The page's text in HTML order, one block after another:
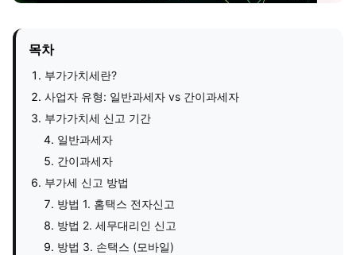
목차
부가가치세란?
사업자 유형: 일반과세자 vs 간이과세자
부가가치세 신고 기간
일반과세자
간이과세자
부가세 신고 방법
방법 1. 홈택스 전자신고
방법 2. 세무대리인 신고
방법 3. 손택스 (모바일)